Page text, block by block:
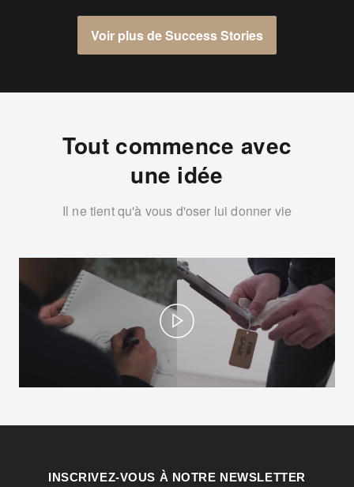
Voir plus de Success Stories
Tout commence avec
une idée
Il ne tient qu'à vous d'oser lui donner vie
Play
INSCRIVEZ-VOUS À NOTRE NEWSLETTER